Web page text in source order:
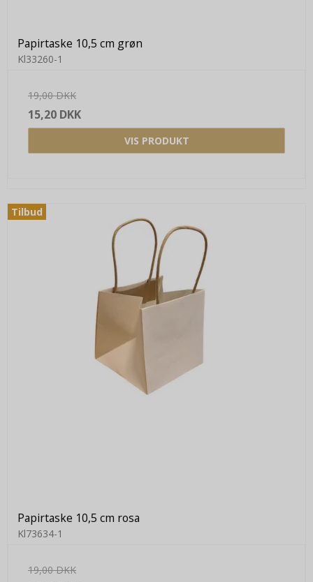
Papirtaske 10,5 cm grøn
Kl33260-1
19,00 DKK
15,20 DKK
VIS PRODUKT
Tilbud
Papirtaske 10,5 cm rosa
Kl73634-1
19,00 DKK